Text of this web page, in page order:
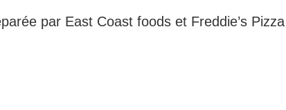
par East Coast foods et Freddie’s Pizza